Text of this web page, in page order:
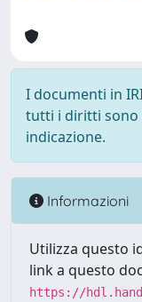
I documenti in
tutti i diritti sono
indicazione.
Informazioni
Utilizza questo
link a questo
https://